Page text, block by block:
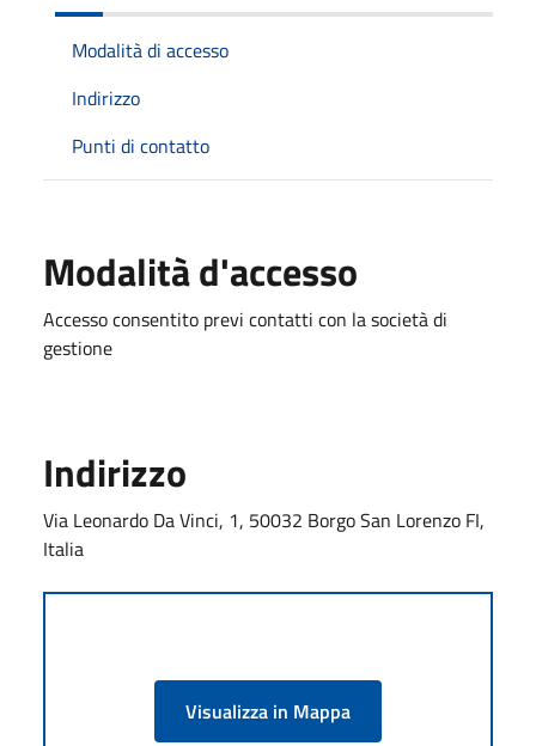
Modalità di accesso
Indirizzo
Punti di contatto
Modalità d'accesso
Accesso consentito previ contatti con la società di
gestione
Indirizzo
Via Leonardo Da Vinci, 1, 50032 Borgo San Lorenzo FI,
Italia
Visualizza in Mappa